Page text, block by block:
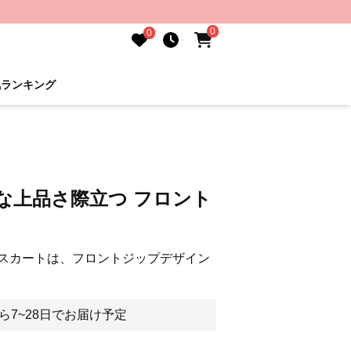
0 0
ンキング
上品さ際立つ フロント
カートは、フロントジップデザイン
7~28日でお届け予定